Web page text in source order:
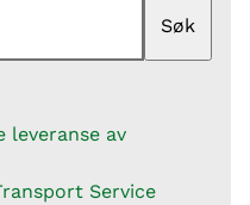
Søk
leveranse av
Service